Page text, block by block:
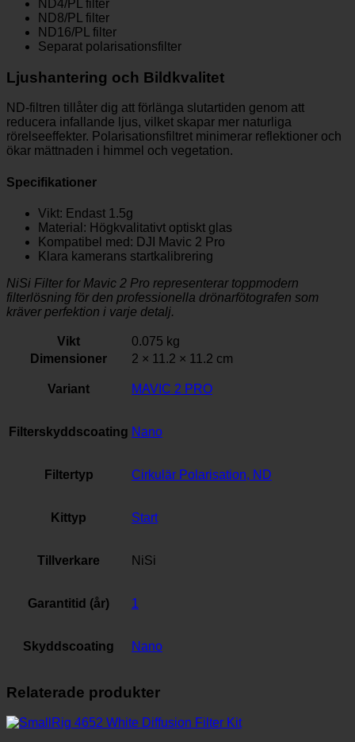
ND4/PL filter
ND8/PL filter
ND16/PL filter
Separat polarisationsfilter
Ljushantering och Bildkvalitet
ND-filtren tillåter dig att förlänga slutartiden genom att
reducera infallande ljus, vilket skapar mer naturliga
rörelseeffekter. Polarisationsfiltret minimerar reflektioner och
ökar mättnaden i himmel och vegetation.
Specifikationer
Vikt: Endast 1.5g
Material: Högkvalitativt optiskt glas
Kompatibel med: DJI Mavic 2 Pro
Klara kamerans startkalibrering
NiSi Filter for Mavic 2 Pro representerar toppmodern
filterlösning för den professionella drönarfötografen som
kräver perfektion i varje detalj.
Vikt
0.075 kg
Dimensioner
2 × 11.2 × 11.2 cm
Variant MAVIC 2 PRO
Filterskyddscoating Nano
Filtertyp Cirkulär Polarisation, ND
Kittyp Start
Tillverkare NiSi
Garantitid (år) 1
Skyddscoating Nano
Relaterade produkter